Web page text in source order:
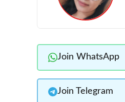
Join WhatsApp
Join Telegram